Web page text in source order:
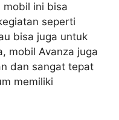
mobil ini bisa
seperti
bisa juga untuk
mobil Avanza juga
dan sangat tepat
memiliki